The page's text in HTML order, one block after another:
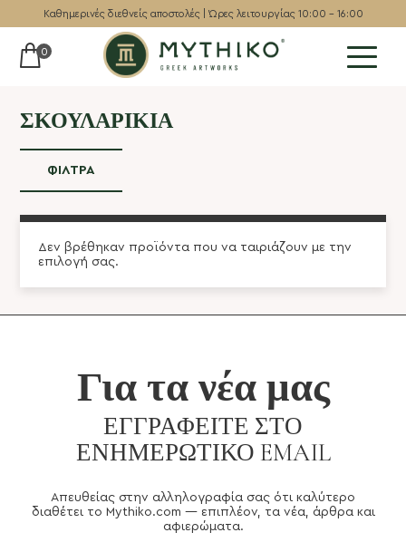
Καθημερινές διεθνείς αποστολές | Ώρες λειτουργίας 10:00 - 16:00
0
Μουσειακά
Γλυπτά
Επιτοίχια
Σκάκι
Τάβλι
Οδηγός δώρων
Το Mythiko
Θέματα
ΣΚΟΥΛΑΡΊΚΙΑ
ΦΊΛΤΡΑ
Δεν βρέθηκαν προϊόντα που να ταιριάζουν με την
επιλογή σας.
Για τα νέα μας
ΕΓΓΡΑΦΕΊΤΕ ΣΤΟ
ΕΝΗΜΕΡΩΤΙΚΌ EMAIL
Απευθείας στην αλληλογραφία σας ότι καλύτερο
διαθέτει το Mythiko.com — επιπλέον, τα νέα, άρθρα και
αφιερώματα.